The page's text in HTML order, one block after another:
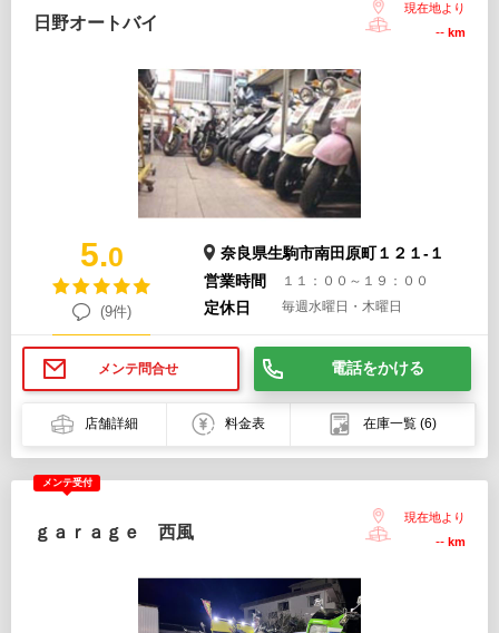
日野オートバイ
現在地より
-- km
5.0
(9件)
奈良県生駒市南田原町１２１-１
営業時間
１１：００～１９：００
定休日 毎週水曜日・木曜日
メンテ問合せ 電話をかける
店舗詳細 料金表 在庫一覧 (6)
メンテ受付
ｇａｒａｇｅ 西風
現在地より
-- km